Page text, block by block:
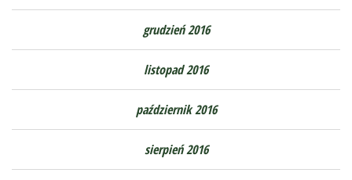
grudzień 2016
listopad 2016
październik 2016
sierpień 2016